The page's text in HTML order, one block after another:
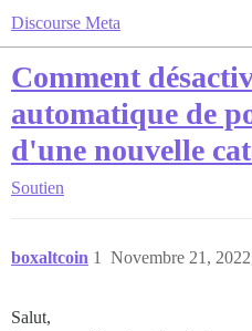
Discourse Meta
Comment
automatique de
d'une nouvelle
Soutien
boxaltcoin Novembre 21,
1
Salut,